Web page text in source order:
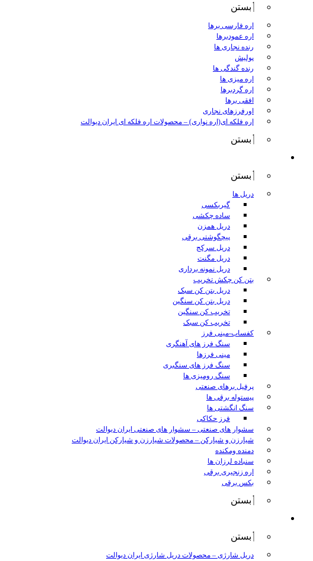
بستن
اره فارسی برها
اره عمودبرها
رنده نجاری ها
پولیش
رنده گندگی ها
اره میزی ها
اره گردبرها
افقی برها
اورفرزهای نجاری
اره فلکه ای(اره نواری) – محصولات اره فلکه ای ایران دیوالت
بستن
بستن
دریل ها
گیربکسی
ساده چکشی
دریل همزن
پیچگوشتی برقی
دریل سرکج
دریل مگنت
دریل نمونه برداری
بتن کن چکش تخریب
دریل بتن کن سبک
دریل بتن کن سنگین
تخریب کن سنگین
تخریب کن سبک
کفساب-مینی فرز
سنگ فرز های آهنگری
مینی فرزها
سنگ فرز های سنگبری
سنگ رومیزی ها
پرفیل برهای صنعتی
پیستوله برقی ها
سنگ انگشتی ها
فرز حکاکی
سشوار های صنعتی – سشوار های صنعتی ایران دیوالت
شیارزن و شیارکن – محصولات شیارزن و شیارکن ایران دیوالت
دمنده ومکنده
سنباده لرزان ها
اره زنجیری برقی
بکس برقی
بستن
بستن
دریل شارژی – محصولات دریل شارژی ایران دیوالت